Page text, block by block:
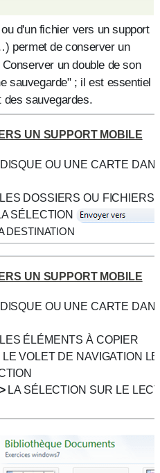
d'un fichier vers un support
permet de conserver un
un double de son
sauvegarde" ; il est essentiel
des sauvegardes.
UN SUPPORT MOBILE
OU UNE CARTE
LES DOSSIERS OU FICHIERS
SÉLECTION
DESTINATION
UN SUPPORT MOBILE
OU UNE CARTE
LES ÉLÉMENTS À COPIER
LE VOLET DE NAVIGATION
LA SÉLECTION SUR LE